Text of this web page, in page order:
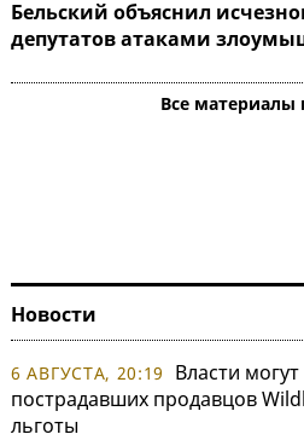
Бельский объяснил
депутатов атаками
Все материалы
Новости
6 АВГУСТА, 20:19
Власти
пострадавших продавцов
льготы